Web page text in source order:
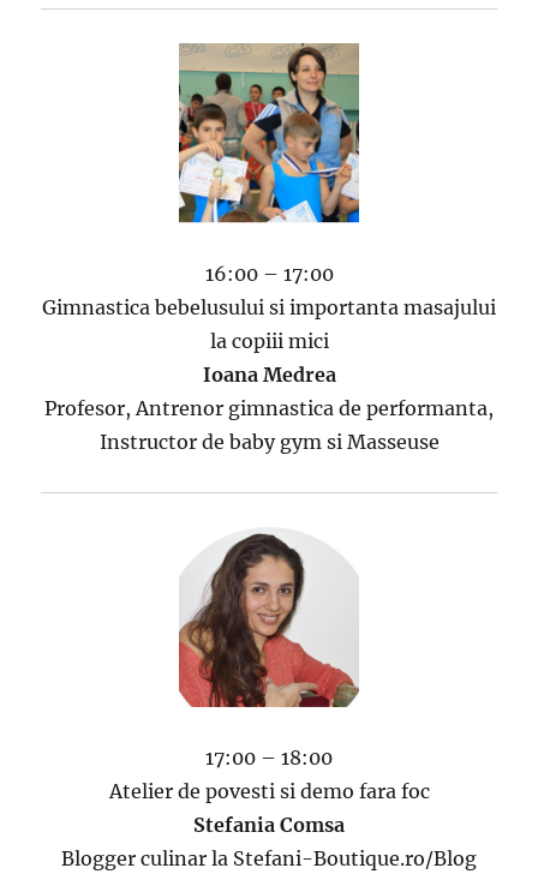
16:00 – 17:00
Gimnastica bebelusului si importanta masajului
la copiii mici
Ioana Medrea
Profesor, Antrenor gimnastica de performanta,
Instructor de baby gym si Masseuse
17:00 – 18:00
Atelier de povesti si demo fara foc
Stefania Comsa
Blogger culinar la Stefani-Boutique.ro/Blog